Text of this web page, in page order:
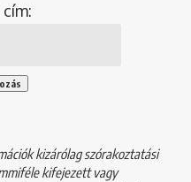
kizárólag szórakoztatási
kifejezett vagy